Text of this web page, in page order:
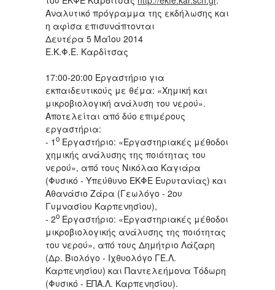
Αναλυτικό πρόγραμμα της εκδήλωσης και
η αφίσα επισυνάπτονται
Δευτέρα 5 Μαΐου 2014
Ε.Κ.Φ.Ε. Καρδίτσας
17:00-20:00 Εργαστήριο για
εκπαιδευτικούς με θέμα: «Χημική και
μικροβιολογική ανάλυση του νερού».
Αποτελείται από δύο επιμέρους
εργαστήρια:
- 1ο Εργαστήριο: «Εργαστηριακές μέθοδοι
χημικής ανάλυσης της ποιότητας του
νερού», από τους Νικόλαο Καγιάρα
(Φυσικό - Υπεύθυνο ΕΚΦΕ Ευρυτανίας) και
Αθανάσιο Ζάρα (Γεωλόγο - 2ου
Γυμνασίου Καρπενησίου),
- 2ο Εργαστήριο: «Εργαστηριακές μέθοδοι
μικροβιολογικής ανάλυσης της ποιότητας
του νερού», από τους Δημήτριο Λάζαρη
(Δρ. Βιολόγο - Ιχθυολόγο ΓΕ.Λ.
Καρπενησίου) και Παντελεήμονα Τόδωρη
(Φυσικό - ΕΠΑ.Λ. Καρπενησίου).